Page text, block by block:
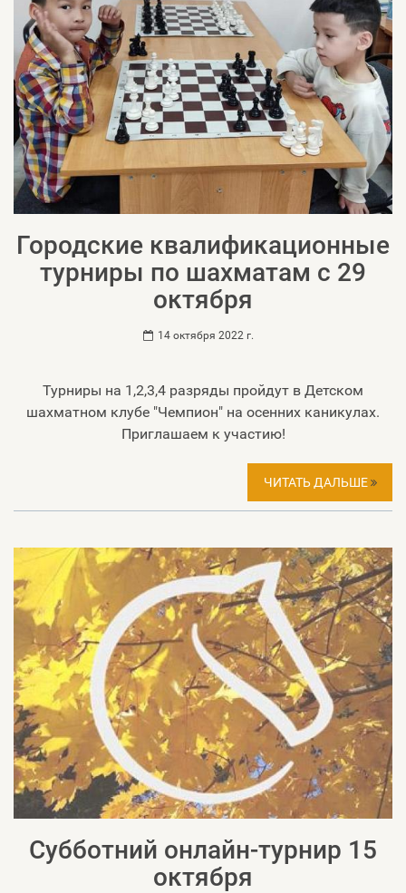
Городские квалификационные
турниры по шахматам с 29
октября
14 октября 2022 г.
Турниры на 1,2,3,4 разряды пройдут в Детском
шахматном клубе "Чемпион" на осенних каникулах.
Приглашаем к участию!
ЧИТАТЬ ДАЛЬШЕ
Субботний онлайн-турнир 15
октября